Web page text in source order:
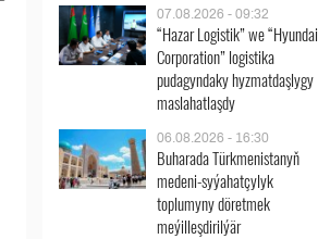
07.08.2026 - 09:32
“Hazar Logistik” we “Hyundai
Corporation” logistika
pudagyndaky hyzmatdaşlygy
maslahatlaşdy
06.08.2026 - 16:30
Buharada Türkmenistanyň
medeni-syýahatçylyk
toplumyny döretmek
meýilleşdirilýär